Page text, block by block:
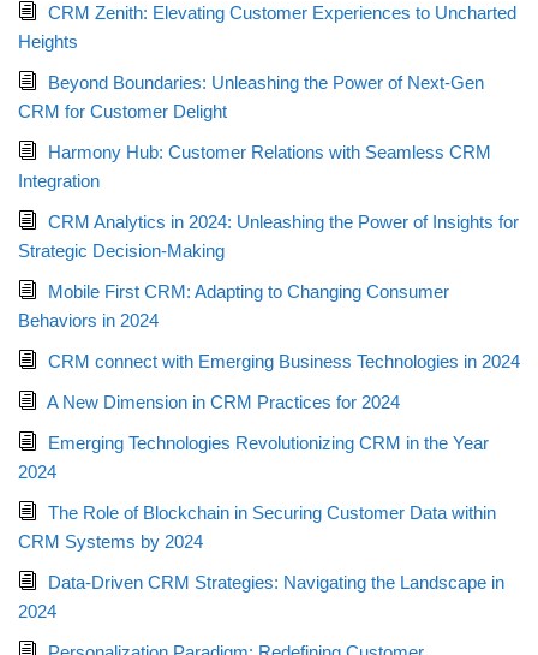
CRM Zenith: Elevating Customer Experiences to Uncharted
Heights
Beyond Boundaries: Unleashing the Power of Next-Gen
CRM for Customer Delight
Harmony Hub: Customer Relations with Seamless CRM
Integration
CRM Analytics in 2024: Unleashing the Power of Insights for
Strategic Decision-Making
Mobile First CRM: Adapting to Changing Consumer
Behaviors in 2024
CRM connect with Emerging Business Technologies in 2024
A New Dimension in CRM Practices for 2024
Emerging Technologies Revolutionizing CRM in the Year
2024
The Role of Blockchain in Securing Customer Data within
CRM Systems by 2024
Data-Driven CRM Strategies: Navigating the Landscape in
2024